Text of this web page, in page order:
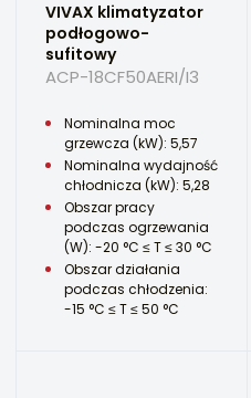
VIVAX klimatyzator
podłogowo-
sufitowy
ACP-18CF50AERI/I3
Nominalna moc
grzewcza (kW): 5,57
Nominalna wydajność
chłodnicza (kW): 5,28
Obszar pracy
podczas ogrzewania
(W): -20 °C ≤ T ≤ 30 °C
Obszar działania
podczas chłodzenia:
-15 °C ≤ T ≤ 50 °C